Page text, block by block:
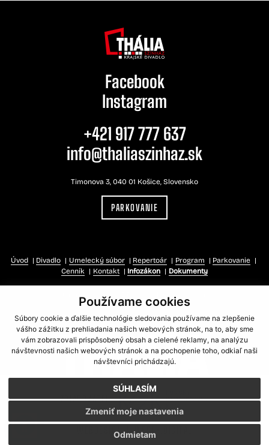
Používame cookies
Súbory cookie a ďalšie technológie sledovania používame na zlepšenie
vášho zážitku z prehliadania našich webových stránok, na to, aby sme
vám zobrazovali prispôsobený obsah a cielené reklamy, na analýzu
návštevnosti našich webových stránok a na pochopenie toho, odkiaľ naši
návštevníci prichádzajú.
SÚHLASÍM
Odmietam
Zmeniť moje nastavenia
Facebook
Instagram
+421 917 777 637
info@thaliaszinhaz.sk
Timonova 3, 040 01 Košice, Slovensko
PARKOVANIE
Úvod Divadlo Umelecký súbor Repertoár Program
Parkovanie
Cenník
Kontakt Infozákon Dokumenty
Súkromná zóna
ZRIAĎOVATEĽ
WEBDESIGN WEBEX.DIGITAL